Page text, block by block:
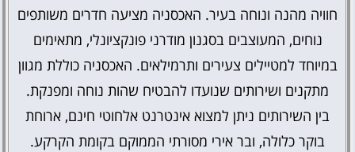
חוויה מהנה ונוחה בעיר. האכסניה מציעה חדרים משותפים
נוחים, המעוצבים בסגנון מודרני פונקציונלי, מתאימים
במיוחד למטיילים צעירים ותרמילאים. האכסניה כוללת מגוון
מתקנים ושירותים שנועדו להבטיח שהות נוחה ומפנקת.
בין השירותים ניתן למצוא אינטרנט אלחוטי חינם, ארוחת
בוקר כלולה, ובר אירי מסורתי הממוקם בקומת הקרקע.